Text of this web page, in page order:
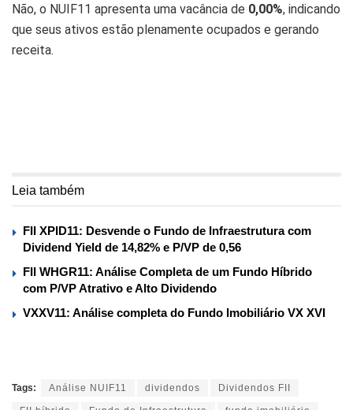
Não, o NUIF11 apresenta uma vacância de 0,00%, indicando
que seus ativos estão plenamente ocupados e gerando
receita.
Leia também
FII XPID11: Desvende o Fundo de Infraestrutura com
Dividend Yield de 14,82% e P/VP de 0,56
FII WHGR11: Análise Completa de um Fundo Híbrido
com P/VP Atrativo e Alto Dividendo
VXXV11: Análise completa do Fundo Imobiliário VX XVI
Tags: Análise NUIF11 dividendos Dividendos FII